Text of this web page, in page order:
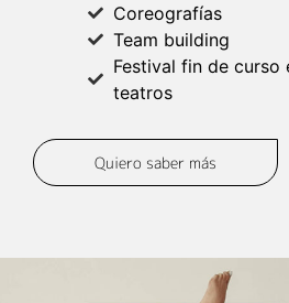
Coreografías
Team building
Festival fin de curso
teatros
Quiero saber más